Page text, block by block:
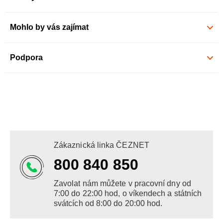
Mohlo by vás zajímat
Podpora
Zákaznická linka ČEZNET
800 840 850
Zavolat nám můžete v pracovní dny od
7:00 do 22:00 hod, o víkendech a státních
svátcích od 8:00 do 20:00 hod.